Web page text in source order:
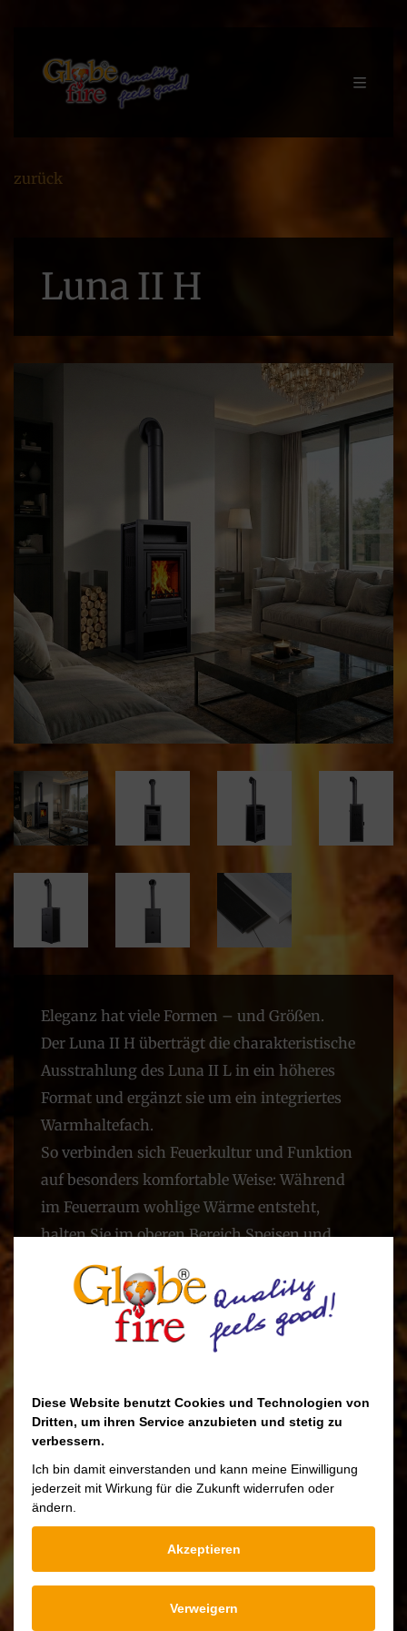
zurück
Luna II H
Eleganz hat viele Formen – und Größen.
Der Luna II H überträgt die charakteristische
Ausstrahlung des Luna II L in ein höheres
Format und ergänzt sie um ein integriertes
Warmhaltefach.
So verbinden sich Feuerkultur und Funktion
auf besonders komfortable Weise: Während
im Feuerraum wohlige Wärme entsteht,
halten Sie im oberen Bereich Speisen und
Getränke warm.
Besonders in Räumen mit hohen Decken
wirkt die zusätzliche Höhe besonders
schlank, weil der Blick nach oben geführt
Wie sein kompakter Bruder ist der Luna II H
ein Kaminofen aus massivem Guss und lässt
Crèmeweiß oder schwarzem Naturstein.
Downloads
Diese Website benutzt Cookies und Technologien von
Dritten, um ihren Service anzubieten und stetig zu
verbessern.
Ich bin damit einverstanden und kann meine Einwilligung
jederzeit mit Wirkung für die Zukunft widerrufen oder
ändern.
Akzeptieren
Verweigern